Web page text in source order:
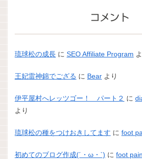
コメント
琉球松の成長 に SEO Affiliate Program
王妃雷神錦でござる に Bear より
伊平屋村へレッツゴー！ パート２ に
より
琉球松の種をつけおきしてます に foot
初めてのブログ作成(´・ω・`) に foot